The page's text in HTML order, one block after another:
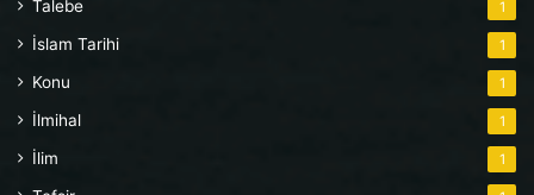
Talebe 1
İslam Tarihi 1
Konu 1
İlmihal 1
İlim 1